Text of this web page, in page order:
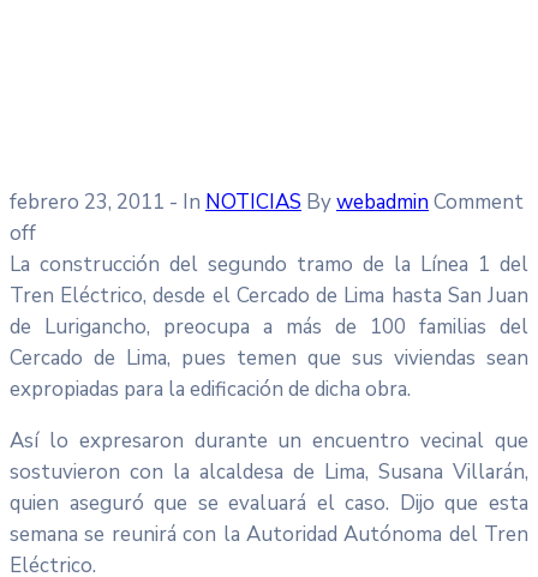
febrero 23, 2011 - In NOTICIAS BywebadminComment
off
La construcción del segundo tramo de la Línea 1 del
Tren Eléctrico, desde el Cercado de Lima hasta San Juan
de Lurigancho, preocupa a más de 100 familias del
Cercado de Lima, pues temen que sus viviendas sean
expropiadas para la edificación de dicha obra.
Así lo expresaron durante un encuentro vecinal que
sostuvieron con la alcaldesa de Lima, Susana Villarán,
quien aseguró que se evaluará el caso. Dijo que esta
semana se reunirá con la Autoridad Autónoma del Tren
Eléctrico.